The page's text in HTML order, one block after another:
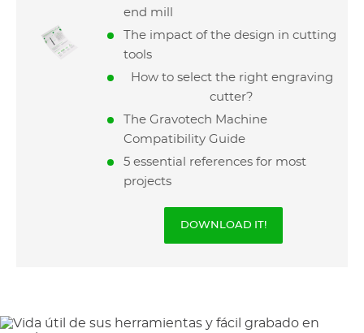
end mill
The impact of the design in cutting
tools
How to select the right engraving
cutter?
The Gravotech Machine
Compatibility Guide
5 essential references for most
projects
DOWNLOAD IT!